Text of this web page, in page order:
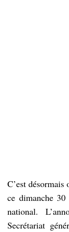
C’est
ce dimanche
national.
Secrétariat